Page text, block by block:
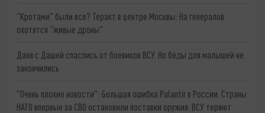
"Кротами" были все? Теракт в центре Москвы: На генералов
охотятся "живые дроны"
Даня с Дашей спаслись от боевиков ВСУ. Но беды для малышей не
закончились
"Очень плохие новости": Большая ошибка Palantir в России. Страны
НАТО впервые за СВО остановили поставки оружия. ВСУ теряют